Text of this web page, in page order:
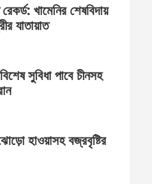
খামেনির শেষবিদায়
যাতায়াত
সুবিধা পাবে চীনসহ
হাওয়াসহ বজ্রবৃষ্টির